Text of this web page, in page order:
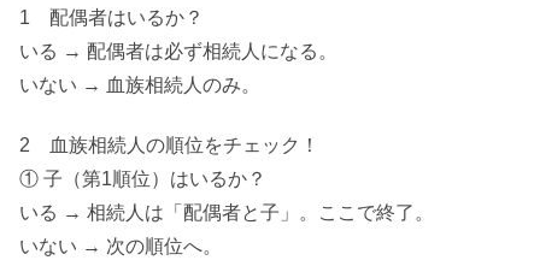
1 配偶者はいるか？
いる → 配偶者は必ず相続人になる。
いない → 血族相続人のみ。
2 血族相続人の順位をチェック！
① 子（第1順位）はいるか？
いる → 相続人は「配偶者と子」。ここで終了。
いない → 次の順位へ。